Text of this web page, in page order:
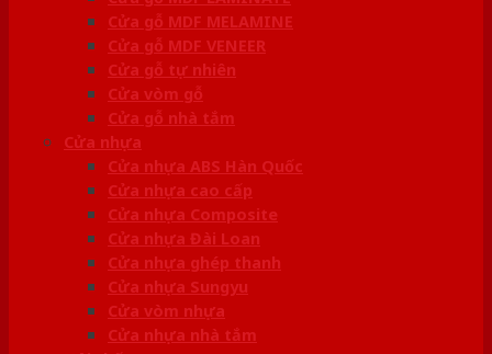
Cửa gỗ MDF MELAMINE
Cửa gỗ MDF VENEER
Cửa gỗ tự nhiên
Cửa vòm gỗ
Cửa gỗ nhà tắm
Cửa nhựa
Cửa nhựa ABS Hàn Quốc
Cửa nhựa cao cấp
Cửa nhựa Composite
Cửa nhựa Đài Loan
Cửa nhựa ghép thanh
Cửa nhựa Sungyu
Cửa vòm nhựa
Cửa nhựa nhà tắm